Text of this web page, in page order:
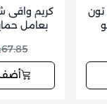
تون
كريم واقى
بعامل
67.85
أضف